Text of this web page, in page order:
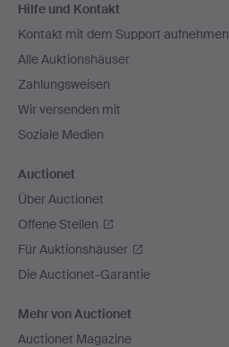
Navigation
Hilfe und Kontakt
Kontakt mit dem Support aufnehmen
Alle Auktionshäuser
Zahlungsweisen
Wir versenden mit
Soziale Medien
Auctionet
Über Auctionet
Offene Stellen
Für Auktionshäuser
Die Auctionet-Garantie
Mehr von Auctionet
Auctionet Magazine